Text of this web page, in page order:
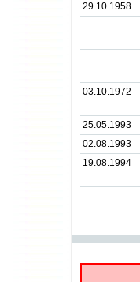
29.10.1958
03.10.1972
25.05.1993
02.08.1993
19.08.1994